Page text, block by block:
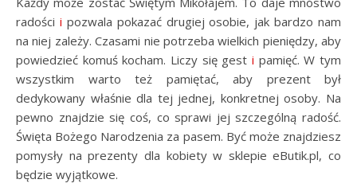
radości i pozwala pokazać drugiej osobie, jak bardzo nam
na niej zależy. Czasami nie potrzeba wielkich pieniędzy, aby
powiedzieć komuś kocham. Liczy się gest i pamięć. W tym
wszystkim warto też pamiętać, aby prezent był
dedykowany właśnie dla tej jednej, konkretnej osoby. Na
pewno znajdzie się coś, co sprawi jej szczególną radość.
Święta Bożego Narodzenia za pasem. Być może znajdziesz
pomysły na prezenty dla kobiety w sklepie eButik.pl, co
będzie wyjątkowe.